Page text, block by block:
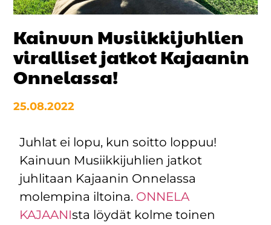
Kainuun Musiikkijuhlien
viralliset jatkot Kajaanin
Onnelassa!
25.08.2022
Juhlat ei lopu, kun soitto loppuu!
Kainuun Musiikkijuhlien jatkot
juhlitaan Kajaanin Onnelassa
molempina iltoina. ONNELA
KAJAANIsta löydät kolme toinen